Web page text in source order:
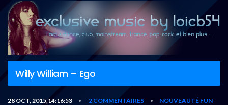
Willy William – Ego
28 OCT, 2015,14:16:53 • 2 COMMENTAIRES •
NOUVEAUTÉ FUN